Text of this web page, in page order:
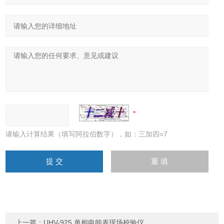
请输入计算结果（填写阿拉伯数字），如：三加四=7